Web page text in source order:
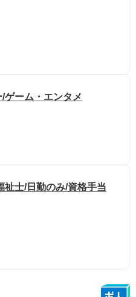
ゲーム・エンタメ
祉士/日勤のみ/資格手当